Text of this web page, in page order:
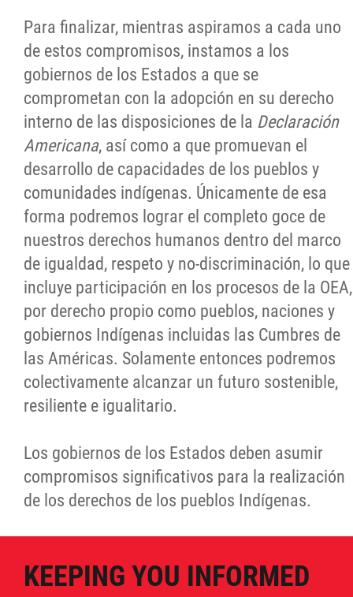
Para finalizar, mientras aspiramos a cada uno
de estos compromisos, instamos a los
gobiernos de los Estados a que se
comprometan con la adopción en su derecho
interno de las disposiciones de la Declaración
Americana, así como a que promuevan el
desarrollo de capacidades de los pueblos y
comunidades indígenas. Únicamente de esa
forma podremos lograr el completo goce de
nuestros derechos humanos dentro del marco
de igualdad, respeto y no-discriminación, lo que
incluye participación en los procesos de la OEA,
por derecho propio como pueblos, naciones y
gobiernos Indígenas incluidas las Cumbres de
las Américas. Solamente entonces podremos
colectivamente alcanzar un futuro sostenible,
resiliente e igualitario.
Los gobiernos de los Estados deben asumir
compromisos significativos para la realización
de los derechos de los pueblos Indígenas.
KEEPING YOU INFORMED